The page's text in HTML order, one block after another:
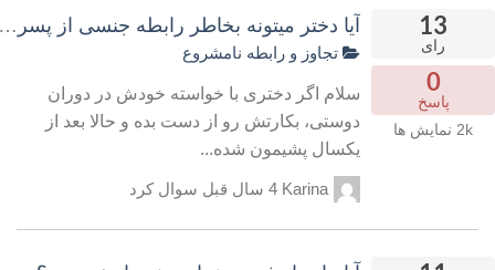
13
رای
0
پاسخ
2k
نمایش ها
آیا دختر میتونه بخاطر رابطه جنسی از پسر
تجاوز و رابطه نامشروع
سلام اگر دختری با خواسته خودش در دوران
دوستی، بکارتش رو از دست بده و حالا بعد از
یکسال پشیمون شده...
Karina 4 سال قبل سوال کرد